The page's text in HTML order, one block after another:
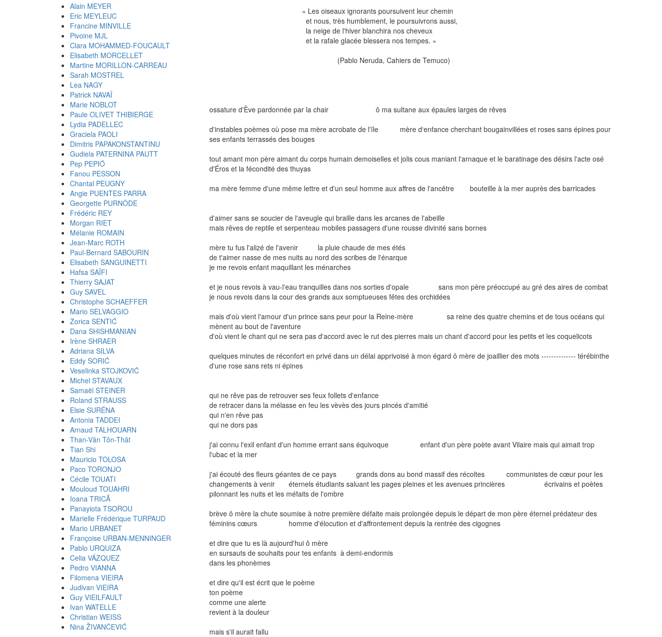
« Les oiseaux ignorants poursuivent leur chemin
et nous, très humblement, le poursuivrons aussi,
la neige de l'hiver blanchira nos cheveux
et la rafale glacée blessera nos tempes. »
(Pablo Neruda, Cahiers de Temuco)
ossature d'Ève pardonnée par la chair ô ma sultane aux épaules larges de rêves
d'instables poèmes où pose ma mère acrobate de l'île mère d‘enfance cherchant bougainvillées et roses sans épines pour
ses enfants terrassés des bouges
tout amant mon père aimant du corps humain demoiselles et jolis cous maniant l'arnaque et le baratinage des désirs l'acte osé
d'Éros et la fécondité des thuyas
ma mère femme d'une même lettre et d'un seul homme aux affres de l'ancêtre bouteille à la mer auprès des barricades
d'aimer sans se soucier de l'aveugle qui braille dans les arcanes de l'abeille
mais rêves de reptile et serpenteau mobiles passagers d'une rousse divinité sans bornes
mère tu fus l'alizé de l'avenir la pluie chaude de mes étés
de t'aimer nasse de mes nuits au nord des scribes de l'énarque
je me revois enfant maquillant les ménarches
et je nous revois à vau-l'eau tranquilles dans nos sorties d'opale sans mon père préoccupé au gré des aires de combat
je nous revois dans la cour des grands aux somptueuses fêtes des orchidées
mais d'où vient l'amour d'un prince sans peur pour la Reine-mère sa reine des quatre chemins et de tous océans qui
mènent au bout de l'aventure
d'où vient le chant qui ne sera pas d'accord avec le rut des pierres mais un chant d'accord pour les petits et les coquelicots
quelques minutes de réconfort en privé dans un délai apprivoisé à mon égard ô mère de joaillier des mots -------------- térébinthe
d'une rose sans rets ni épines
qui ne rêve pas de retrouver ses feux follets d'enfance
de retracer dans la mélasse en feu les vèvès des jours pincés d'amitié
qui n'en rêve pas
qui ne dors pas
j'ai connu l'exil enfant d'un homme errant sans équivoque enfant d'un père poète avant Vilaire mais qui aimait trop
l'ubac et la mer
j'ai écouté des fleurs géantes de ce pays grands dons au bond massif des récoltes communistes de cœur pour les
changements à venir éternels étudiants saluant les pages pleines et les avenues princières écrivains et poètes
pilonnant les nuits et les méfaits de l'ombre
brève ô mère la chute soumise à notre première défaite mais prolongée depuis le départ de mon père éternel prédateur des
féminins cœurs homme d'élocution et d'affrontement depuis la rentrée des cigognes
et dire que tu es là aujourd'hui ô mère
en sursauts de souhaits pour tes enfants à demi-endormis
dans les phonèmes
et dire qu'il est écrit que le poème
ton poème
comme une alerte
revient à la douleur
mais s'il aurait fallu
Alain MEYER
Eric MEYLEUC
Francine MINVILLE
Pivoine MJL
Clara MOHAMMED-FOUCAULT
Elisabeth MORCELLET
Martine MORILLON-CARREAU
Sarah MOSTREL
Lea NAGY
Patrick NAVAÏ
Marie NOBLOT
Paule OLIVET THIBIERGE
Lydia PADELLEC
Graciela PAOLI
Dimitris PAPAKONSTANTINU
Gudiela PATERNINA PAUTT
Pep PEPIÓ
Fanou PESSON
Chantal PEUGNY
Angie PUENTES PARRA
Georgette PURNÔDE
Frédéric REY
Morgan RIET
Mélanie ROMAIN
Jean-Marc ROTH
Paul-Bernard SABOURIN
Elisabeth SANGUINETTI
Hafsa SAÏFI
Thierry SAJAT
Guy SAVEL
Christophe SCHAEFFER
Mario SELVAGGIO
Zorica SENTIĆ
Dana SHISHMANIAN
Irène SHRAER
Adriana SILVA
Eddy SORIĆ
Veselinka STOJKOVIĆ
Michel STAVAUX
Samaël STEINER
Roland STRAUSS
Elsie SURÉNA
Antonia TADDEI
Arnaud TALHOUARN
Than-Vân Tôn-Thât
Tian Shi
Mauricio TOLOSA
Paco TORONJO
Cécile TOUATI
Mouloud TOUAHRI
Ioana TRICĂ
Panayiota TSOROU
Marielle Frédérique TURPAUD
Mario URBANET
Françoise URBAN-MENNINGER
Pablo URQUIZA
Celia VÁZQUEZ
Pedro VIANNA
Filomena VIEIRA
Judivan VIEIRA
Guy VIEILFAULT
Ivan WATELLE
Christian WEISS
Nina ŽIVANČEVIĆ